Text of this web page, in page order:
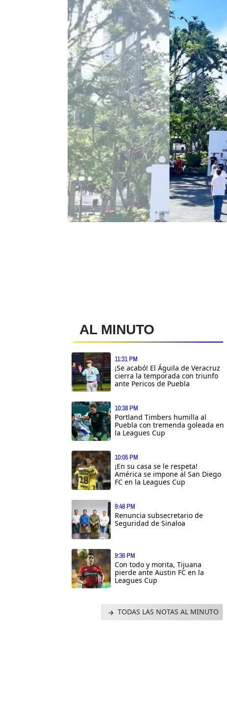
AL MINUTO
11:31 PM
¡Se acabó! El Águila de Veracruz
cierra la temporada con triunfo
ante Pericos de Puebla
10:38 PM
Portland Timbers humilla al
Puebla con tremenda goleada en
la Leagues Cup
10:05 PM
¡En su casa se le respeta!
América se impone al San Diego
FC en la Leagues Cup
9:48 PM
Renuncia subsecretario de
Seguridad de Sinaloa
9:36 PM
Con todo y morita, Tijuana
pierde ante Austin FC en la
Leagues Cup
TODAS LAS NOTAS AL MINUTO